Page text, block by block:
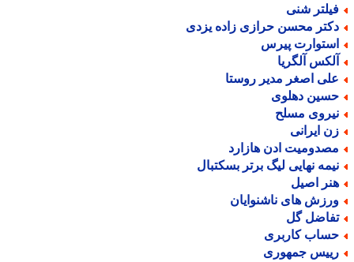
شنی
محسن حرازی زاده یزدی
پیرس
آلگریا
اصغر مدیر روستا
دهلوی
مسلح
ایرانی
ادن هازارد
نهایی لیگ برتر بسکتبال
اصیل
های ناشنوایان
گل
کاربری
جمهوری